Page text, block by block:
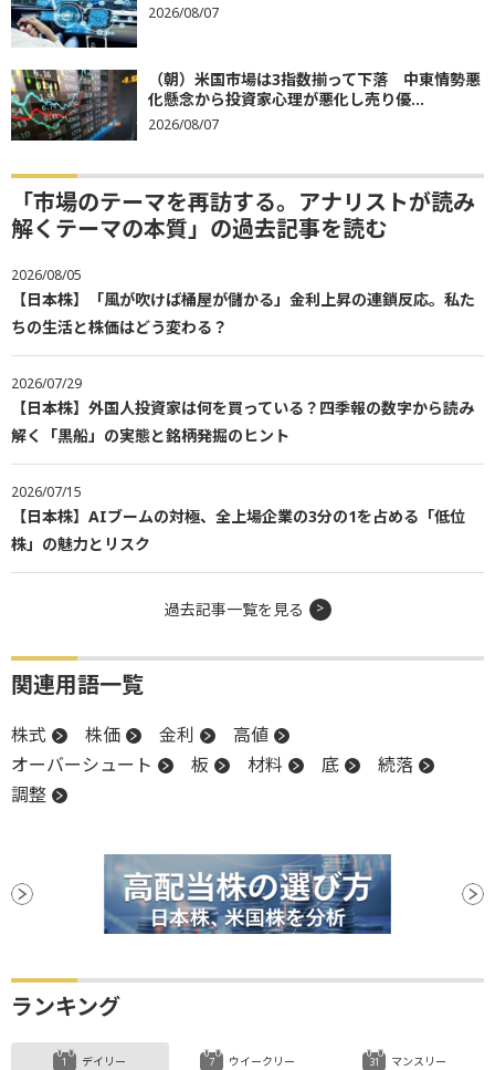
2026/08/07
（朝）米国市場は3指数揃って下落 中東情勢悪
化懸念から投資家心理が悪化し売り優...
2026/08/07
「市場のテーマを再訪する。アナリストが読み
解くテーマの本質」の過去記事を読む
2026/08/05
【日本株】「風が吹けば桶屋が儲かる」金利上昇の連鎖反応。私た
ちの生活と株価はどう変わる？
2026/07/29
【日本株】外国人投資家は何を買っている？四季報の数字から読み
解く「黒船」の実態と銘柄発掘のヒント
2026/07/15
【日本株】AIブームの対極、全上場企業の3分の1を占める「低位
株」の魅力とリスク
過去記事一覧を見る
関連用語一覧
株式 株価 金利
高値
オーバーシュート
板 材料 底
続落
調整
ランキング
デイリー ウイークリー マンスリー